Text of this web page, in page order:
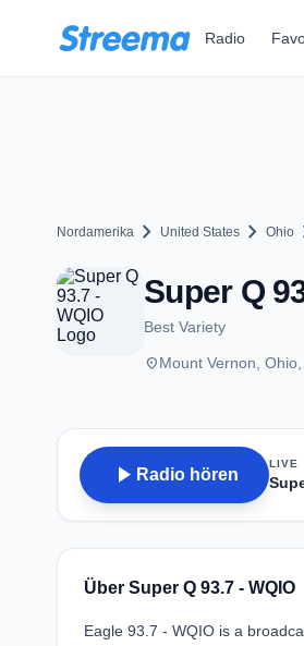
Radio
Nordamerika chevron_right United States chevron_right Ohio
Super Q
Best Variety
placeMount Vernon,
play_arrow Radio hören
LIVE
Über Super Q 93.7 - WQIO
Eagle 93.7 - WQIO is a